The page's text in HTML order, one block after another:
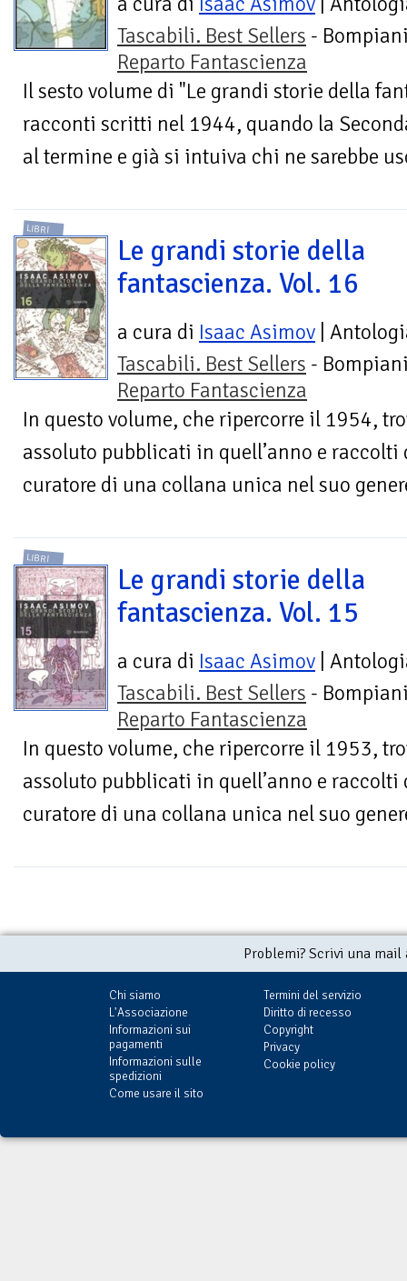
Tascabili. Best Sellers -
Reparto Fantascienza
Il sesto volume di "Le grandi storie della
racconti scritti nel 1944, quando la
al termine e già si intuiva chi ne sarebbe
LIBRI
Le grandi storie della
fantascienza. Vol. 16
a cura di Isaac Asimov |
Tascabili. Best Sellers -
Reparto Fantascienza
In questo volume, che ripercorre il 1954,
assoluto pubblicati in quell’anno e raccolti
curatore di una collana unica nel suo
LIBRI
Le grandi storie della
fantascienza. Vol. 15
a cura di Isaac Asimov |
Tascabili. Best Sellers -
Reparto Fantascienza
In questo volume, che ripercorre il 1953,
assoluto pubblicati in quell’anno e raccolti
curatore di una collana unica nel suo
Problemi? Scrivi una
Chi siamo
L'Associazione
Informazioni sui
pagamenti
Informazioni sulle
spedizioni
Come usare il sito
Termini del servizio
Diritto di recesso
Copyright
Privacy
Cookie policy